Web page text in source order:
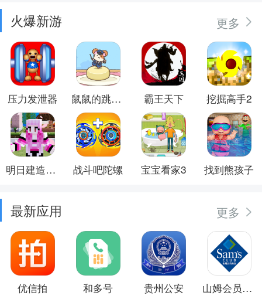
火爆新游 更多
压力发泄器 鼠鼠的跳跃冒险 霸王天下 挖掘高手2
明日建造大师 战斗吧陀螺 宝宝看家3 找到熊孩子
最新应用 更多
优信拍 和多号 贵州公安 山姆会员商店